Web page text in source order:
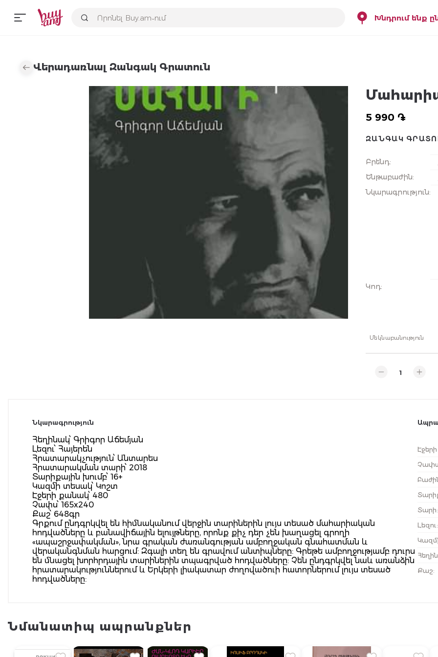
Խնդրում ենք
Վերադառնալ Զանգակ Գրատուն
5 990 ֏
ԶԱՆԳԱԿ
Բրենդ:
Ենթաբաժին:
Նկարագրություն:
Կոդ:
Մեկնաբանություն
Նկարագրություն
Հեղինակ՝ Գրիգոր Աճեմյան
Լեզու՝ Հայերեն
Հրատարակչություն՝ Անտարես
Հրատարակման տարի՝ 2018
Տարիքային խումբ՝ 16+
Կազմի տեսակ՝ Կոշտ
Էջերի քանակ՝ 480
Չափս՝ 165x240
Քաշ՝ 648գր
Գրքում ընդգրկվել են հիմնականում վերջին տարիներին լույս տեսած մահարիական
հոդվածները և բանավիճային ելույթները, որոնք քիչ դեր չեն խաղացել գրողի
«ապաշրջափակման», նրա գրական ժառանգության ամբողջական գնահատման և
վերականգնման հարցում: Զգալի տեղ են գրավում անտիպները: Գրեթե ամբողջությամբ դուրս
են մնացել խորհրդային տարիներին տպագրված հոդվածները: Չեն ընդգրկվել նաև առանձին
հրատարակություններում և Երկերի լիակատար ժողովածուի հատորներում լույս տեսած
հոդվածները:
Չափս
Տարի:
Լեզու :
Քաշ:
Նմանատիպ ապրանքներ